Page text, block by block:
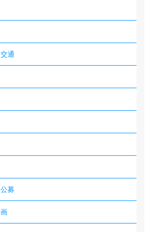
通
募